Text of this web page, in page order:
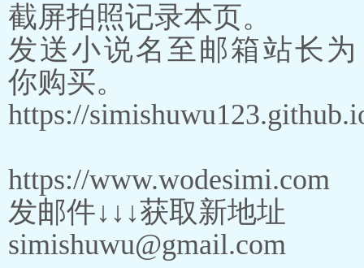
截屏拍照记录本页。
发送小说名至邮箱站长为
你购买。
https://
https://www.wodesimi.com
发邮件↓↓↓获取新地址
simishuwu@gmail.com